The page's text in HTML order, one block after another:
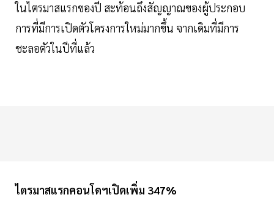
ในไตรมาสแรกของปี สะท้อนถึงสัญญาณของผู้ประกอบ
การที่มีการเปิดตัวโครงการใหม่มากขึ้น จากเดิมที่มีการ
ชะลอตัวในปีที่แล้ว
ไตรมาสแรกคอนโดฯเปิดเพิ่ม 347%